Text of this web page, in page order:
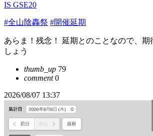
IS GSE20
#全山陰轟祭 #開催延期
あらま！残念！ 延期とのことなので、期
しょう
thumb_up 79
comment0
2026/08/07 13:37